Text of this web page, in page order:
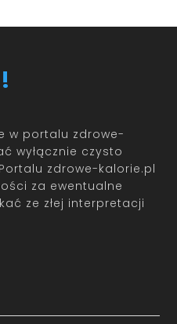
w portalu zdrowe-
wyłącznie czysto
zdrowe-kalorie.pl
za ewentualne
ze złej interpretacji